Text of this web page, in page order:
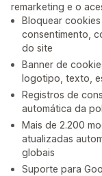
remarketing e o
Bloquear
consentimento,
do site
Banner de
logotipo, texto,
Registros de
automática da
Mais de 2.200
atualizadas
globais
Suporte para